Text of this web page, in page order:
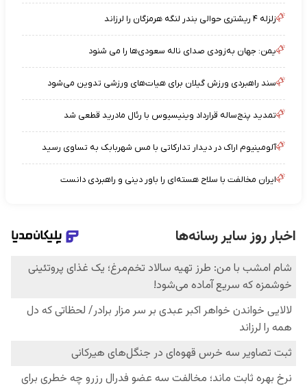
زلزله ۴ ریشتری حوالی بندر لنگه هرمزگان را لرزاند
یمن: جهان به‌زودی صدای ناله سعودی‌ها را می شنود
سند راهبردی ورزش گیلان برای هیات‌های ورزشی تدوین می‌شود
تمدید پنج‌ساله قرارداد وینیسیوس با رئال مادرید قطعی شد
آلومینیوم اراک در دیدار تدارکاتی با مس شهربابک به تساوی رسید
ایران مخالفت با سلاح هسته‌ای را باور دینی و راهبردی دانست